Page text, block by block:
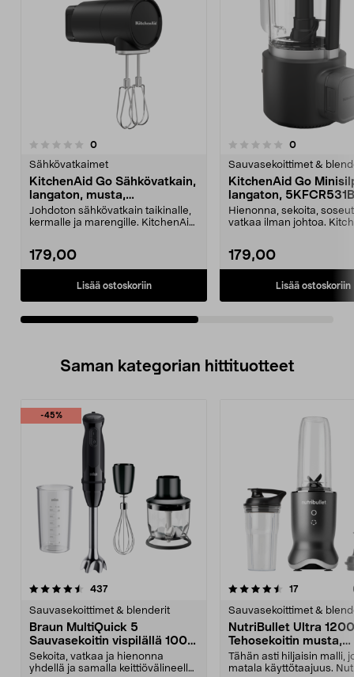
0arvostelut
Sähkövatkaimet
KitchenAid Go Sähkövatkain,
langaton, musta,
5KHMR762BM
Johdoton sähkövatkain taikinalle,
kermalle ja marengille. KitchenAid
179,00
Lisää ostoskoriin
0.0 viidestä
0arvostelut
Sauvasekoittimet &
KitchenAid Go
langaton,
Hienonna, sekoita,
vatkaa ilman johtoa.
179,00
Lisää ostoskoriin
0.0 viidestä
Saman kategorian hittituotteet
-45%
437arvostelut
Sauvasekoittimet & blenderit
Braun MultiQuick 5
Sauvasekoitin vispilällä 1000
W, MQ50202M
Sekoita, vatkaa ja hienonna
yhdellä ja samalla keittiövälineellä.
4.5 viidestä
17arvostelut
Sauvasekoittimet &
NutriBullet Ultra 1200
Tehosekoitin musta,
NB1206DGCC
Tähän asti hiljaisin malli,
matala käyttötaajuus.
0.0 viidestä